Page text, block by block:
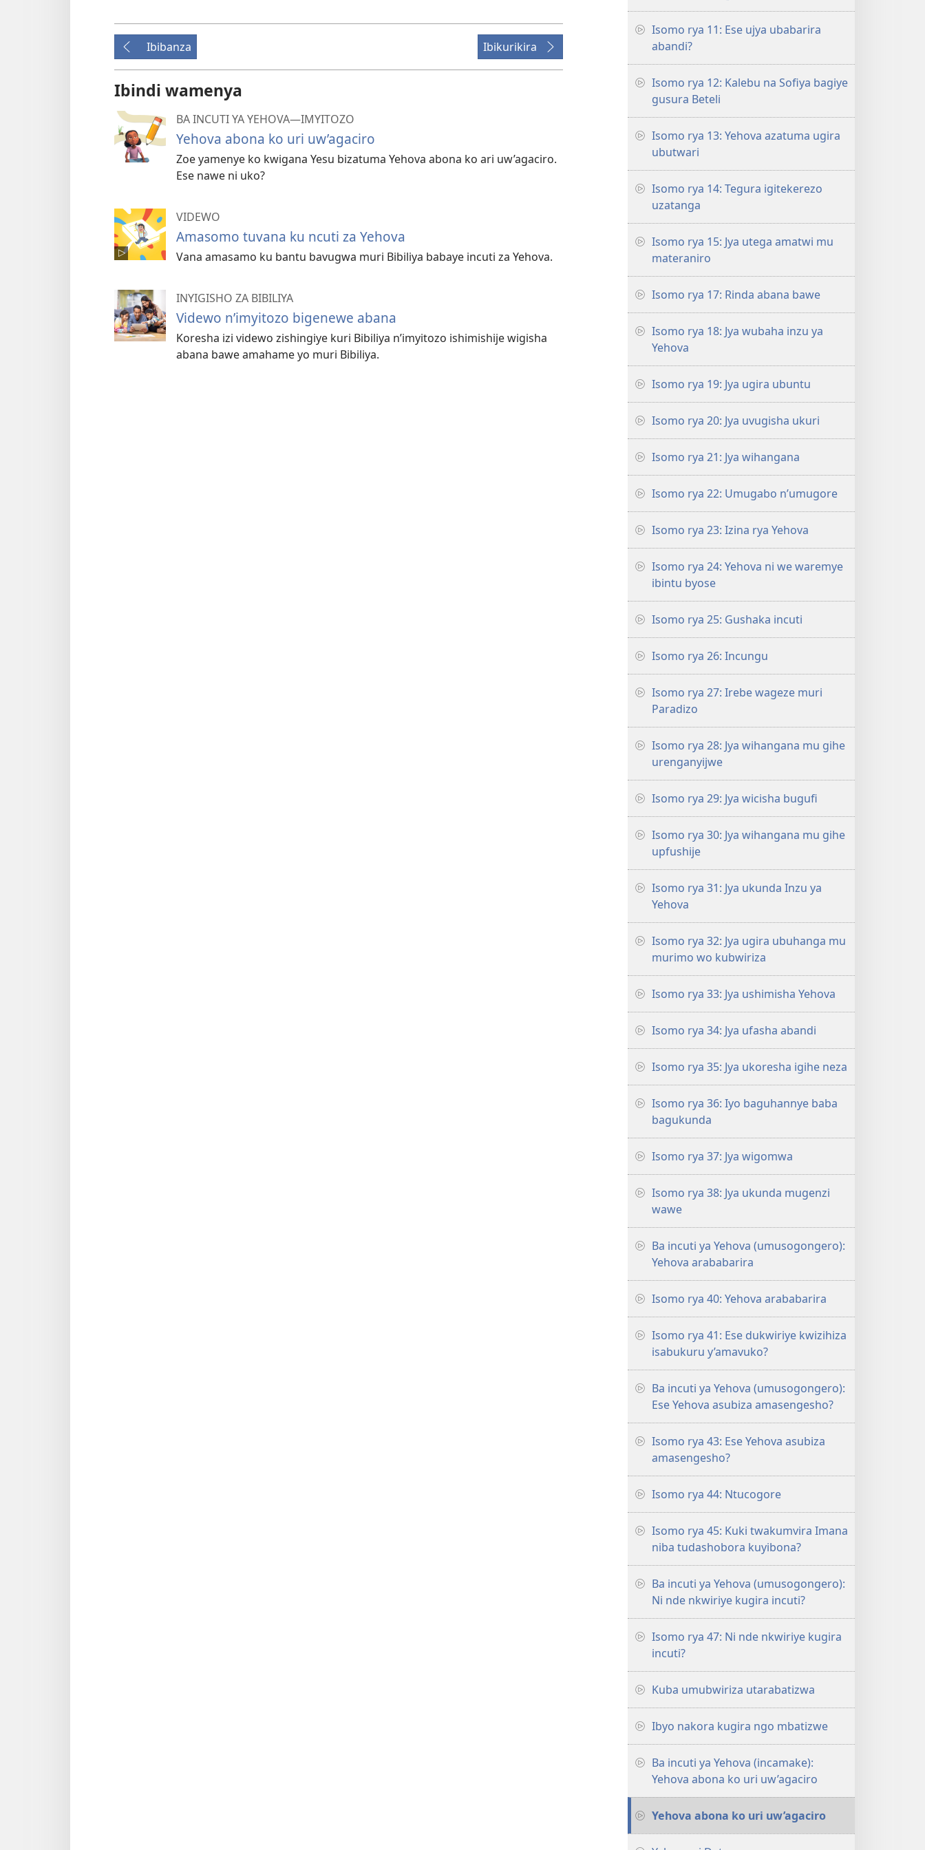
videwo
Ibibanza Ibikurikira
Ibindi wamenya
BA INCUTI YA YEHOVA—IMYITOZO
Yehova abona ko uri uw’agaciro
Zoe yamenye ko kwigana Yesu bizatuma Yehova abona ko ari uw’agaciro.
Ese nawe ni uko?
VIDEWO
Amasomo tuvana ku ncuti za Yehova
Vana amasamo ku bantu bavugwa muri Bibiliya babaye incuti za Yehova.
INYIGISHO ZA BIBILIYA
Videwo n’imyitozo bigenewe abana
Koresha izi videwo zishingiye kuri Bibiliya n’imyitozo ishimishije wigisha
abana bawe amahame yo muri Bibiliya.
Isomo rya 11: Ese ujya ubabarira
abandi?
Isomo rya 12: Kalebu na Sofiya bagiye
gusura Beteli
Isomo rya 13: Yehova azatuma ugira
ubutwari
Isomo rya 14: Tegura igitekerezo
uzatanga
Isomo rya 15: Jya utega amatwi mu
materaniro
Isomo rya 17: Rinda abana bawe
Isomo rya 18: Jya wubaha inzu ya
Yehova
Isomo rya 19: Jya ugira ubuntu
Isomo rya 20: Jya uvugisha ukuri
Isomo rya 21: Jya wihangana
Isomo rya 22: Umugabo n’umugore
Isomo rya 23: Izina rya Yehova
Isomo rya 24: Yehova ni we waremye
ibintu byose
Isomo rya 25: Gushaka incuti
Isomo rya 26: Incungu
Isomo rya 27: Irebe wageze muri
Paradizo
Isomo rya 28: Jya wihangana mu gihe
urenganyijwe
Isomo rya 29: Jya wicisha bugufi
Isomo rya 30: Jya wihangana mu gihe
upfushije
Isomo rya 31: Jya ukunda Inzu ya
Yehova
Isomo rya 32: Jya ugira ubuhanga mu
murimo wo kubwiriza
Isomo rya 33: Jya ushimisha Yehova
Isomo rya 34: Jya ufasha abandi
Isomo rya 35: Jya ukoresha igihe neza
Isomo rya 36: Iyo baguhannye baba
bagukunda
Isomo rya 37: Jya wigomwa
Isomo rya 38: Jya ukunda mugenzi
wawe
Ba incuti ya Yehova (umusogongero):
Yehova arababarira
Isomo rya 40: Yehova arababarira
Isomo rya 41: Ese dukwiriye kwizihiza
isabukuru y’amavuko?
Ba incuti ya Yehova (umusogongero):
Ese Yehova asubiza amasengesho?
Isomo rya 43: Ese Yehova asubiza
amasengesho?
Isomo rya 44: Ntucogore
Isomo rya 45: Kuki twakumvira Imana
niba tudashobora kuyibona?
Ba incuti ya Yehova (umusogongero):
Ni nde nkwiriye kugira incuti?
Isomo rya 47: Ni nde nkwiriye kugira
incuti?
Kuba umubwiriza utarabatizwa
Ibyo nakora kugira ngo mbatizwe
Ba incuti ya Yehova (incamake):
Yehova abona ko uri uw’agaciro
Yehova abona ko uri uw’agaciro